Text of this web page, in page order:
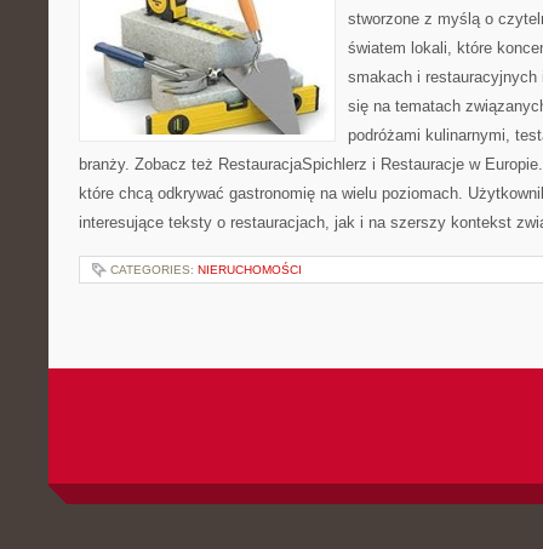
stworzone z myślą o
światem lokali, które
smakach i
się na tematach
podróżami kulinarnymi,
branży. Zobacz też RestauracjaSpichlerz i Restauracje w
które chcą odkrywać gastronomię na wielu poziomach.
interesujące teksty o restauracjach, jak i na szerszy kontekst
CATEGORIES: NIERUCHOMOŚCI